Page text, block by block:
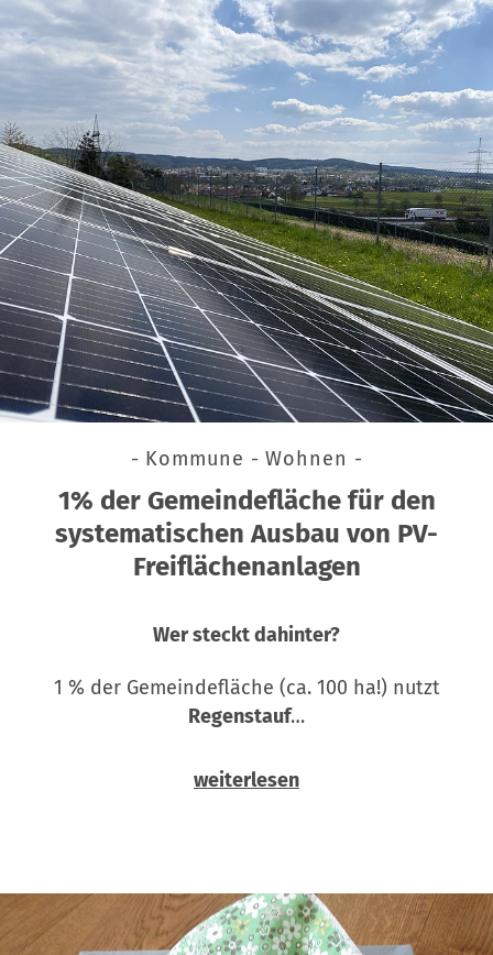
- Kommune - Wohnen -
1% der Gemeindefläche für den
systematischen Ausbau von PV-
Freiflächenanlagen
Wer steckt dahinter?
1 % der Gemeindefläche (ca. 100 ha!) nutzt
Regenstauf…
weiterlesen